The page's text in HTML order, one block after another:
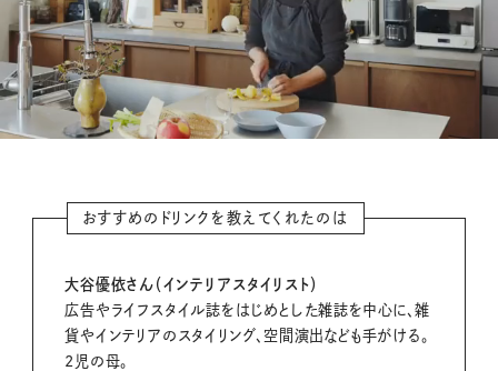
u
おすすめのドリンクを教えてくれたのは
大谷優依さん（インテリアスタイリスト）
広告やライフスタイル誌をはじめとした雑誌を中心に、雑
貨やインテリアのスタイリング、空間演出なども手がける。
2児の母。